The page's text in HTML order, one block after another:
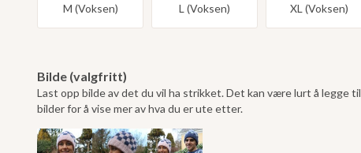
M (Voksen) L (Voksen) XL (Voksen)
Bilde (valgfritt)
Last opp bilde av det du vil ha strikket. Det kan være lurt å legge til
bilder for å vise mer av hva du er ute etter.